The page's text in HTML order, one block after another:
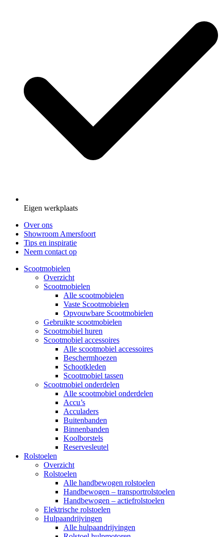
Eigen werkplaats
Over ons
Showroom Amersfoort
Tips en inspiratie
Neem contact op
Scootmobielen
Overzicht
Scootmobielen
Alle scootmobielen
Vaste Scootmobielen
Opvouwbare Scootmobielen
Gebruikte scootmobielen
Scootmobiel huren
Scootmobiel accessoires
Alle scootmobiel accessoires
Beschermhoezen
Schootkleden
Scootmobiel tassen
Scootmobiel onderdelen
Alle scootmobiel onderdelen
Accu’s
Acculaders
Buitenbanden
Binnenbanden
Koolborstels
Reservesleutel
Rolstoelen
Overzicht
Rolstoelen
Alle handbewogen rolstoelen
Handbewogen – transportrolstoelen
Handbewogen – actiefrolstoelen
Elektrische rolstoelen
Hulpaandrijvingen
Alle hulpaandrijvingen